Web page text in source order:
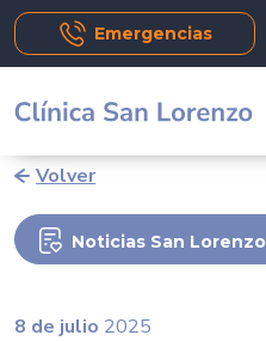
Emergencias
Volver
Noticias San Lorenzo
8 de julio 2025